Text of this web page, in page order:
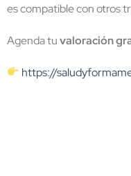
es compatible con otros
Agenda tuvaloración
https://